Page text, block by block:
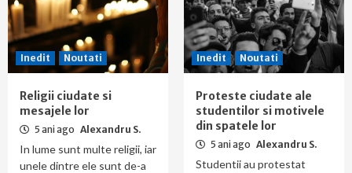
Inedit Noutati
Religii ciudate si
mesajele lor
5 ani ago Alexandru S.
In lume sunt multe religii, iar
unele dintre ele sunt de-a
Inedit Noutati
Proteste ciudate ale
studentilor si motivele
din spatele lor
5 ani ago Alexandru S.
Studentii au protestat